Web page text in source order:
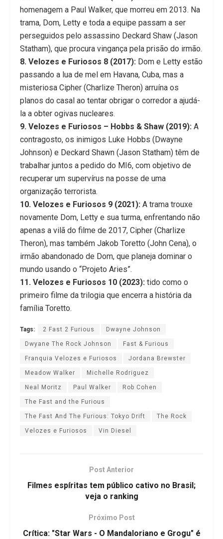
homenagem a Paul Walker, que morreu em 2013. Na
trama, Dom, Letty e toda a equipe passam a ser
perseguidos pelo assassino Deckard Shaw (Jason
Statham), que procura vingança pela prisão do irmão.
8. Velozes e Furiosos 8 (2017): Dom e Letty estão
passando a lua de mel em Havana, Cuba, mas a
misteriosa Cipher (Charlize Theron) arruína os
planos do casal ao tentar obrigar o corredor a ajudá-
la a obter ogivas nucleares.
9. Velozes e Furiosos – Hobbs & Shaw (2019): A
contragosto, os inimigos Luke Hobbs (Dwayne
Johnson) e Deckard Shawn (Jason Statham) têm de
trabalhar juntos a pedido do MI6, com objetivo de
recuperar um supervírus na posse de uma
organização terrorista.
10. Velozes e Furiosos 9 (2021): A trama trouxe
novamente Dom, Letty e sua turma, enfrentando não
apenas a vilã do filme de 2017, Cipher (Charlize
Theron), mas também Jakob Toretto (John Cena), o
irmão abandonado de Dom, que planeja dominar o
mundo usando o “Projeto Aries”.
11. Velozes e Furiosos 10 (2023): tido como o
primeiro filme da trilogia que encerra a história da
família Toretto.
Tags: 2 Fast 2 Furious Dwayne Johnson
Dwyane The Rock Johnson Fast & Furious
Franquia Velozes e Furiosos Jordana Brewster
Meadow Walker Michelle Rodriguez
Neal Moritz Paul Walker Rob Cohen
The Fast and the Furious
The Fast And The Furious: Tokyo Drift The Rock
Velozes e Furiosos Vin Diesel
Post Anterior
Filmes espíritas tem público cativo no Brasil;
veja o ranking
Próximo Post
Crítica: "Star Wars - O Mandaloriano e Grogu" é